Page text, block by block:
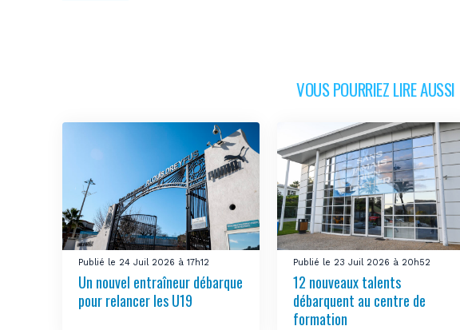
VOUS POURRIEZ LIRE AUSSI
Publié le 24 Juil 2026 à 17h12
Un nouvel entraîneur débarque
pour relancer les U19
Publié le 23 Juil 2026 à 20h52
12 nouveaux talents
débarquent au centre de
formation